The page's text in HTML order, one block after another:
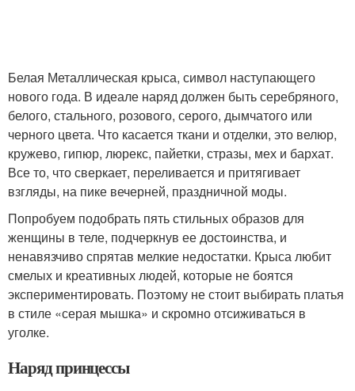
Белая Металлическая крыса, символ наступающего
нового года. В идеале наряд должен быть серебряного,
белого, стального, розового, серого, дымчатого или
черного цвета. Что касается ткани и отделки, это велюр,
кружево, гипюр, люрекс, пайетки, стразы, мех и бархат.
Все то, что сверкает, переливается и притягивает
взгляды, на пике вечерней, праздничной моды.
Попробуем подобрать пять стильных образов для
женщины в теле, подчеркнув ее достоинства, и
ненавязчиво спрятав мелкие недостатки. Крыса любит
смелых и креативных людей, которые не боятся
экспериментировать. Поэтому не стоит выбирать платья
в стиле «серая мышка» и скромно отсиживаться в
уголке.
Наряд принцессы